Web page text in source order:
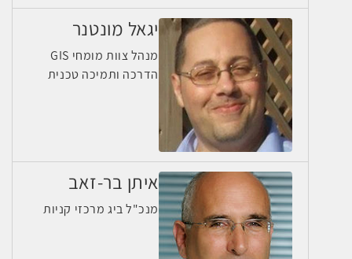
יגאל מונטנר
מנהל צוות מומחי GIS
הדרכה ותמיכה טכנית
איתן בר-זאב
מנכ"ל ביג מרכזי קניות